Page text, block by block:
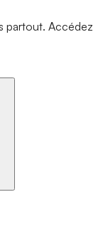
partout. Accédez